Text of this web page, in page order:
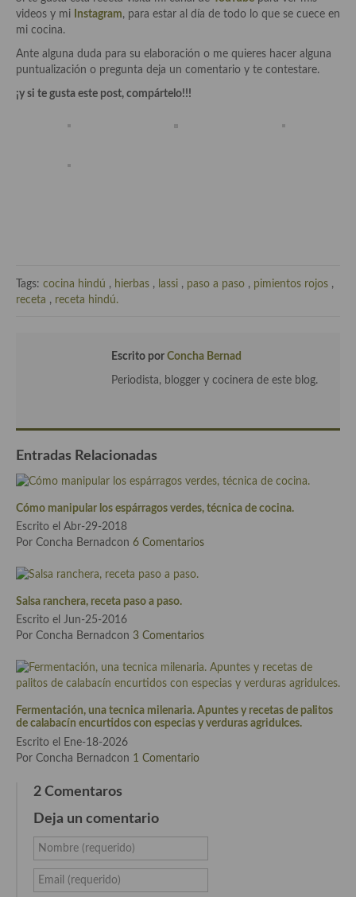
Cocina Azerí (Azerbaiyán)
Cocina de Tunez
Cocina HIndú
Cocina del Pacifico
Cocina de Hawái
Cocina de Madagascar
Cocina Africana
Cocina Sudafrinaca
Cocina Yoshoku
Cocina fusión
Cocinas de España
Cocina Andaluza
Cocina Balear
Cocina Canaria
videos y mi
Instagram, para estar al día de todo lo que se cuece en
mi cocina.
Ante alguna duda para su elaboración o me quieres hacer alguna
puntualización o pregunta deja un comentario y te contestare.
¡y si te gusta este post, compártelo!!!
Tags: cocina hindú , hierbas , lassi , paso a paso , pimientos rojos ,
receta , receta hindú.
Escrito por Concha Bernad
Periodista, blogger y cocinera de este blog.
Entradas Relacionadas
Cómo manipular los espárragos verdes, técnica de cocina.
Escrito el Abr-29-2018
Por Concha Bernadcon 6 Comentarios
Salsa ranchera, receta paso a paso.
Escrito el Jun-25-2016
Por Concha Bernadcon 3 Comentarios
Fermentación, una tecnica milenaria. Apuntes y recetas de palitos
de calabacín encurtidos con especias y verduras agridulces.
Escrito el Ene-18-2026
Por Concha Bernadcon 1 Comentario
2 Comentaros
Deja un comentario
Nombre (requerido)
Email (requerido)